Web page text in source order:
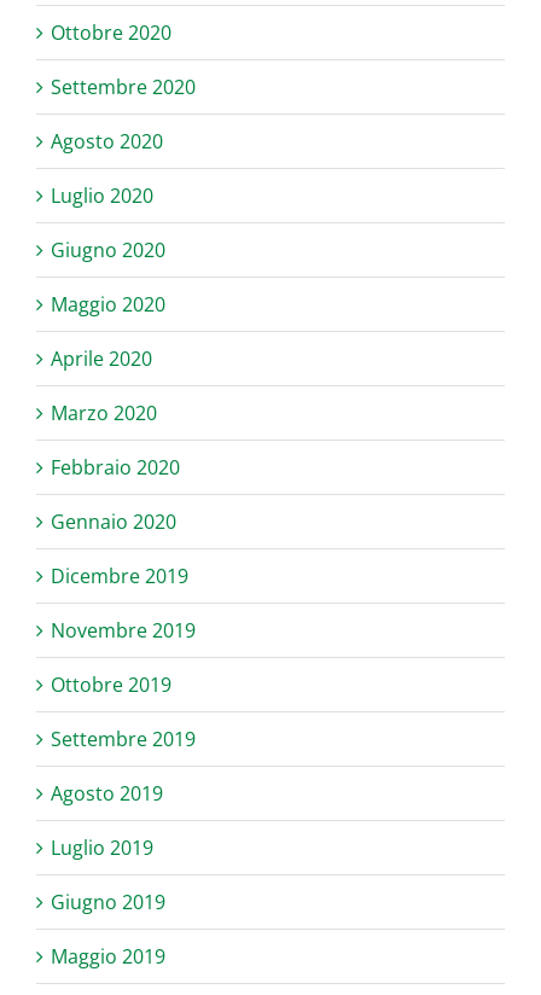
Ottobre 2020
Settembre 2020
Agosto 2020
Luglio 2020
Giugno 2020
Maggio 2020
Aprile 2020
Marzo 2020
Febbraio 2020
Gennaio 2020
Dicembre 2019
Novembre 2019
Ottobre 2019
Settembre 2019
Agosto 2019
Luglio 2019
Giugno 2019
Maggio 2019